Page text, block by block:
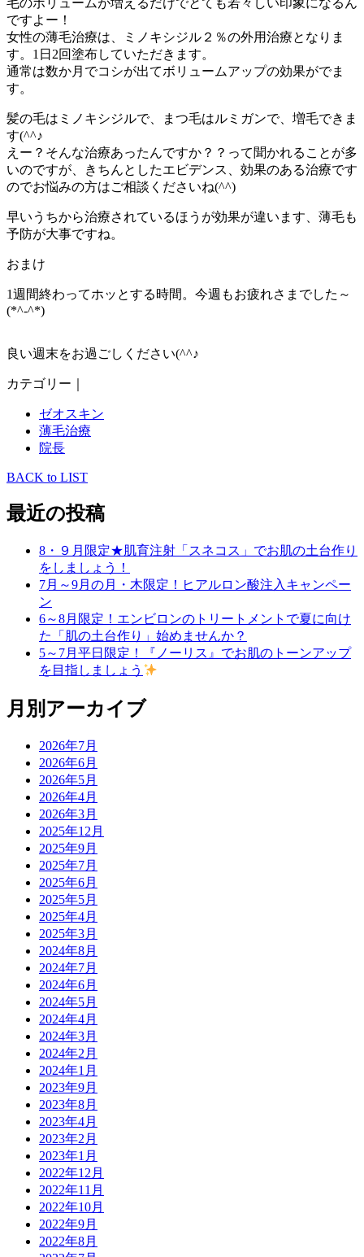
ですよー！
女性の薄毛治療は、ミノキシジル２％の外用治療となりま
す。1日2回塗布していただきます。
通常は数か月でコシが出てボリュームアップの効果がでま
す。
髪の毛はミノキシジルで、まつ毛はルミガンで、増毛できま
す(^^♪
えー？そんな治療あったんですか？？って聞かれることが多
いのですが、きちんとしたエビデンス、効果のある治療です
のでお悩みの方はご相談くださいね(^^)
早いうちから治療されているほうが効果が違います、薄毛も
予防が大事ですね。
おまけ
1週間終わってホッとする時間。今週もお疲れさまでした～
(*^-^*)
良い週末をお過ごしください(^^♪
カテゴリー｜
ゼオスキン
薄毛治療
院長
BACK to LIST
最近の投稿
8・９月限定★肌育注射「スネコス」でお肌の土台作り
をしましょう！
7月～9月の月・木限定！ヒアルロン酸注入キャンペー
ン
6～8月限定！エンビロンのトリートメントで夏に向け
た「肌の土台作り」始めませんか？
5～7月平日限定！『ノーリス』でお肌のトーンアップ
を目指しましょう
月別アーカイブ
2026年7月
2026年6月
2026年5月
2026年4月
2026年3月
2025年12月
2025年9月
2025年7月
2025年6月
2025年5月
2025年4月
2025年3月
2024年8月
2024年7月
2024年6月
2024年5月
2024年4月
2024年3月
2024年2月
2024年1月
2023年9月
2023年8月
2023年4月
2023年2月
2023年1月
2022年12月
2022年11月
2022年10月
2022年9月
2022年8月